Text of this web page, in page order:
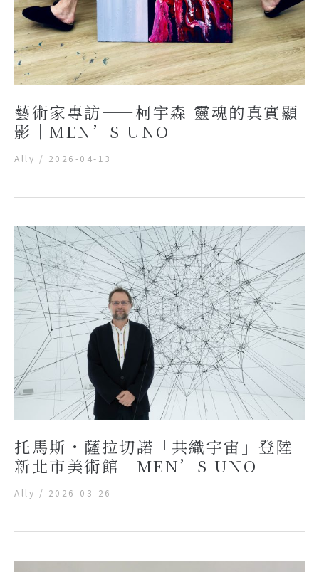
藝術家專訪——柯宇森 靈魂的真實顯
影｜MEN’S UNO
Ally / 2026-04-13
托馬斯・薩拉切諾「共織宇宙」登陸
新北市美術館｜MEN’S UNO
Ally / 2026-03-26